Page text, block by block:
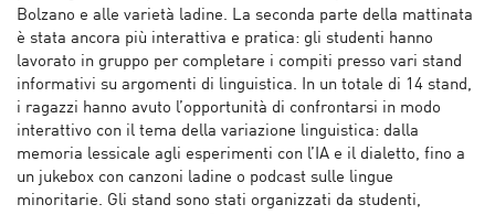
Bolzano e alle varietà ladine. La seconda parte della mattinata
è stata ancora più interattiva e pratica: gli studenti hanno
lavorato in gruppo per completare i compiti presso vari stand
informativi su argomenti di linguistica. In un totale di 14 stand,
i ragazzi hanno avuto l’opportunità di confrontarsi in modo
interattivo con il tema della variazione linguistica: dalla
memoria lessicale agli esperimenti con l’IA e il dialetto, fino a
un jukebox con canzoni ladine o podcast sulle lingue
minoritarie. Gli stand sono stati organizzati da studenti,